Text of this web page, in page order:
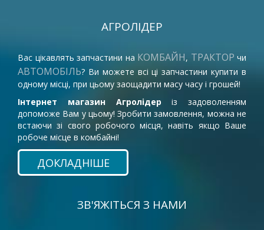
АГРОЛІДЕР
Вас цікавлять запчастини на КОМБАЙН, ТРАКТОР чи
АВТОМОБІЛЬ? Ви можете всі ці запчастини купити в
одному місці, при цьому заощадити масу часу і грошей!
Інтернет магазин Агролідер із задоволенням
допоможе Вам у цьому! Зробити замовлення, можна не
встаючи зі свого робочого місця, навіть якщо Ваше
робоче місце в комбайні!
ДОКЛАДНІШЕ
ЗВ'ЯЖІТЬСЯ З НАМИ